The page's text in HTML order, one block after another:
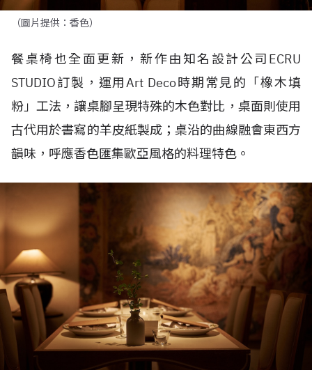
（圖片提供：香色）
餐桌椅也全面更新，新作由知名設計公司 ECRU
STUDIO訂製，運用Art Deco時期常見的「橡木填
粉」工法，讓桌腳呈現特殊的木色對比，桌面則使用
古代用於書寫的羊皮紙製成；桌沿的曲線融會東西方
韻味，呼應香色匯集歐亞風格的料理特色。